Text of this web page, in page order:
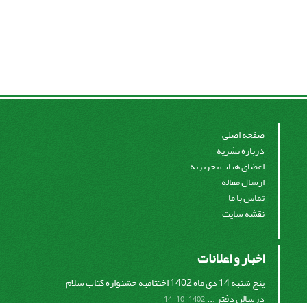
صفحه اصلی
درباره نشریه
اعضای هیات تحریریه
ارسال مقاله
تماس با ما
نقشه سایت
اخبار و اعلانات
پنج شنبه 14 دی ماه 1402 اختتامیه جشنواره کتاب سلام
درسالن دفتر ...1402-10-14